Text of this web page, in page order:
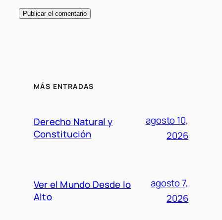
MÁS ENTRADAS
Derecho Natural y
Constitución
agosto 10,
2026
Ver el Mundo Desde lo
Alto
agosto 7,
2026